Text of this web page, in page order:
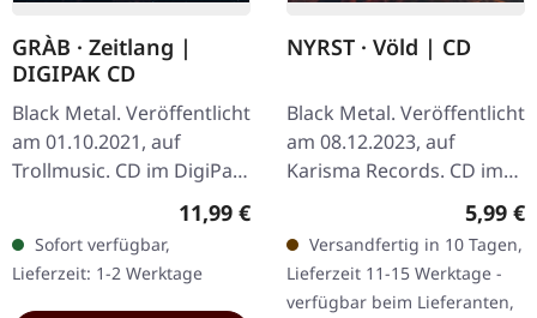
GRÀB · Zeitlang |
DIGIPAK CD
Black Metal. Veröffentlicht
am 01.10.2021, auf
Trollmusic. CD im DigiPak.
Mit "Zeitlang" legen die
Schwarzmetaller GRÀB ihr
lang…
Regulärer Preis:
11,99 €
Sofort verfügbar,
Lieferzeit: 1-2 Werktage
NYRST · Völd | CD
Black Metal. Veröffentlicht
am 08.12.2023, auf
Karisma Records. CD im
Jewelcase. Diese färöische
Black Metal-Formation
liefert eine
atemberaubende…
5,99 €
Versandfertig in 10 Tagen,
Lieferzeit 11-15 Werktage -
verfügbar beim Lieferanten,